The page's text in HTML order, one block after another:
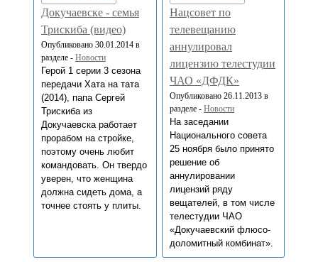
Докучаевске - семья
Трискиба (видео)
Опубликовано 30.01.2014 в
разделе - Новости
Герой 1 серии 3 сезона
передачи Хата на тата
(2014), папа Сергей
Трискиба из
Докучаевска работает
прорабом на стройке,
поэтому очень любит
командовать. Он твердо
уверен, что женщина
должна сидеть дома, а
точнее стоять у плиты.
Нацсовет по
телевещанию
аннулировал
лицензию телестудии
ЧАО «ДФДК»
Опубликовано 26.11.2013 в
разделе - Новости
На заседании
Национального совета
25 ноября было принято
решение об
аннулировании
лицензий ряду
вещателей, в том числе
телестудии ЧАО
«Докучаевский флюсо-
доломитный комбинат».